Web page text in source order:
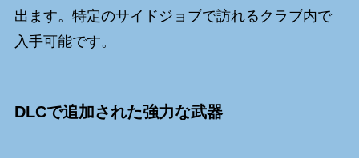
出ます。特定のサイドジョブで訪れるクラブ内で
入手可能です。
DLCで追加された強力な武器